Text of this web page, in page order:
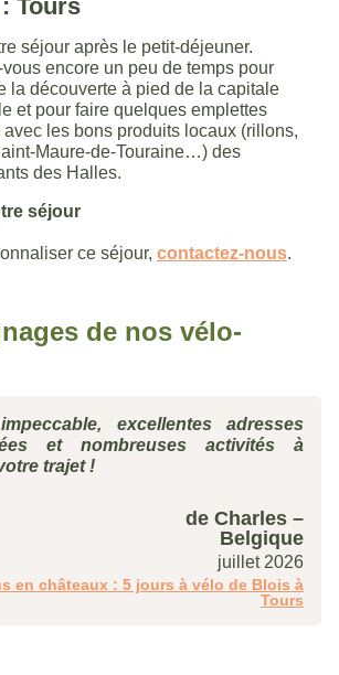
Tours
séjour après le petit-déjeuner.
encore un peu de temps pour
la découverte à pied de la capitale
et pour faire quelques emplettes
les bons produits locaux (rillons,
Maure-de-Touraine…) des
des Halles.
séjour
ce séjour, contactez-nous.
de nos vélo-
excellentes adresses
et nombreuses activités à
trajet !
de Charles –
Belgique
juillet 2026
en châteaux : 5 jours à vélo de Blois à
Tours